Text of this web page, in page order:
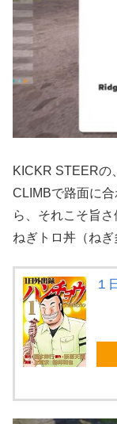
KICKR STEERの
CLIMBで路面に
ら、それこそ旨
ねぎトロ丼（ねぎ
１